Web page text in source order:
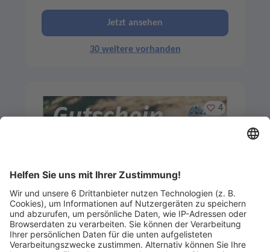
Jetzt ansehen
30 weitere vorhanden
Merken
4
Artikel-ID: 1515 1